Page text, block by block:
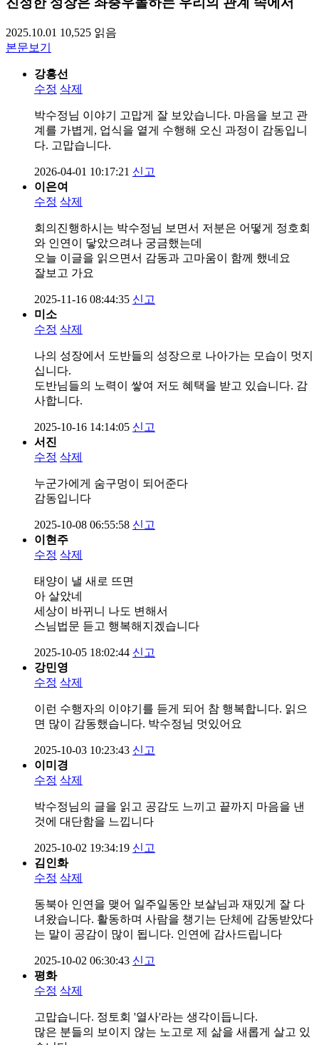
2025.10.01 10,525 읽음
본문보기
강홍선
수정 삭제
박수정님 이야기 고맙게 잘 보았습니다. 마음을 보고 관
계를 가볍게, 업식을 옅게 수행해 오신 과정이 감동입니
다. 고맙습니다.
2026-04-01 10:17:21 신고
이은여
수정 삭제
회의진행하시는 박수정님 보면서 저분은 어떻게 정호회
와 인연이 닿았으려나 궁금했는데
오늘 이글을 읽으면서 감동과 고마움이 함께 했네요
잘보고 가요
2025-11-16 08:44:35 신고
미소
수정 삭제
나의 성장에서 도반들의 성장으로 나아가는 모습이 멋지
십니다.
도반님들의 노력이 쌓여 저도 혜택을 받고 있습니다. 감
사합니다.
2025-10-16 14:14:05 신고
서진
수정 삭제
누군가에게 숨구멍이 되어준다
감동입니다
2025-10-08 06:55:58 신고
이현주
수정 삭제
태양이 낼 새로 뜨면
아 살았네
세상이 바뀌니 나도 변해서
스님법문 듣고 행복해지겠습니다
2025-10-05 18:02:44 신고
강민영
수정 삭제
이런 수행자의 이야기를 듣게 되어 참 행복합니다. 읽으
면 많이 감동했습니다. 박수정님 멋있어요
2025-10-03 10:23:43 신고
이미경
수정 삭제
박수정님의 글을 읽고 공감도 느끼고 끝까지 마음을 낸
것에 대단함을 느낍니다
2025-10-02 19:34:19 신고
김인화
수정 삭제
동북아 인연을 맺어 일주일동안 보살님과 재밌게 잘 다
녀왔습니다. 활동하며 사람을 챙기는 단체에 감동받았다
는 말이 공감이 많이 됩니다. 인연에 감사드립니다
2025-10-02 06:30:43 신고
평화
수정 삭제
고맙습니다. 정토회 '열사'라는 생각이듭니다.
많은 분들의 보이지 않는 노고로 제 삶을 새롭게 살고 있